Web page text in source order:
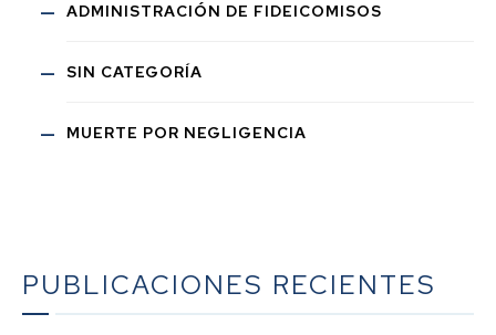
ADMINISTRACIÓN DE FIDEICOMISOS
SIN CATEGORÍA
MUERTE POR NEGLIGENCIA
PUBLICACIONES RECIENTES